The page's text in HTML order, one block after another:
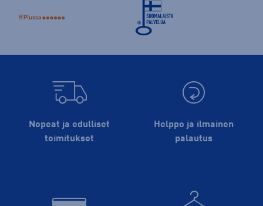
Nopeat ja edulliset
toimitukset
Helppo ja ilmainen
palautus